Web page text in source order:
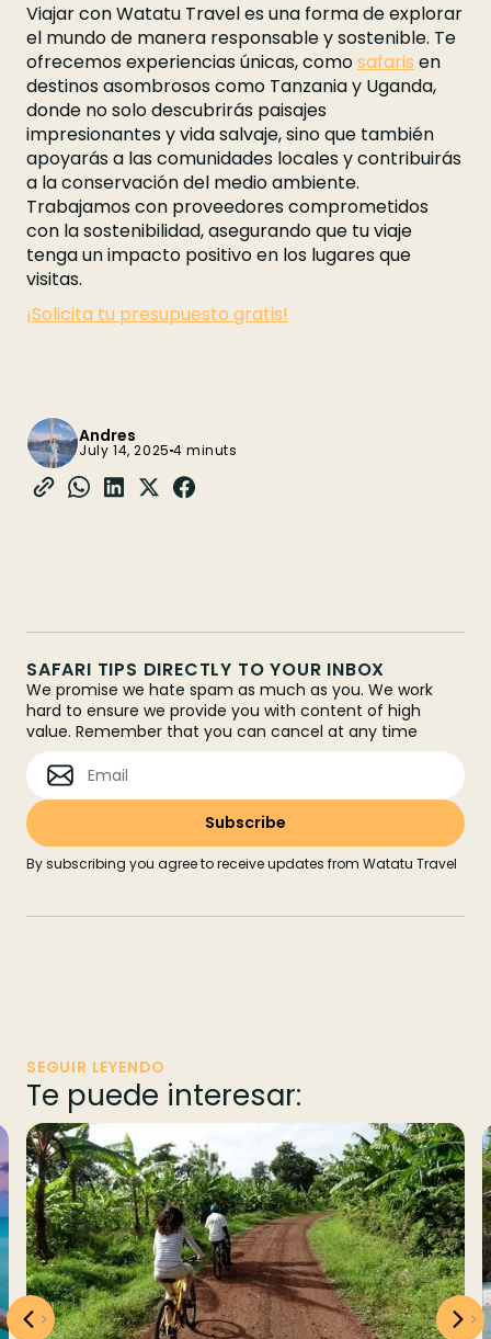
Viajar con Watatu Travel es una forma de explorar
el mundo de manera responsable y sostenible. Te
ofrecemos experiencias únicas, comosafaris en
destinos asombrosos como Tanzania y Uganda,
donde no solo descubrirás paisajes
impresionantes y vida salvaje, sino que también
apoyarás a las comunidades locales y contribuirás
a la conservación del medio ambiente.
Trabajamos con proveedores comprometidos
con la sostenibilidad, asegurando que tu viaje
tenga un impacto positivo en los lugares que
visitas.
¡Solicita tu presupuesto gratis!
Andres
July 14, 2025 4 minuts
SAFARI TIPS DIRECTLY TO YOUR INBOX
We promise we hate spam as much as you. We work
hard to ensure we provide you with content of high
value. Remember that you can cancel at any time
By subscribing you agree to receive updates from Watatu Travel
SEGUIR LEYENDO
Te puede interesar: